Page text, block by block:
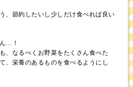
、節約したいし少しだけ食べれば良い
…！
、なるべくお野菜をたくさん食べた
、栄養のあるものを食べるようにし